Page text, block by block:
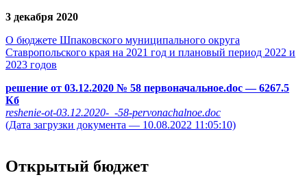
3 декабря 2020
О бюджете Шпаковского муниципального округа
Ставропольского края на 2021 год и плановый период 2022 и
2023 годов
решение от 03.12.2020 № 58 первоначальное.doc— 6267.5
Кб
reshenie-ot-03.12.2020-_-58-pervonachalnoe.doc
(Дата загрузки документа — 10.08.2022 11:05:10)
Открытый бюджет